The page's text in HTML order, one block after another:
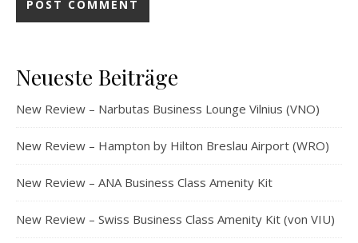
Neueste Beiträge
New Review – Narbutas Business Lounge Vilnius (VNO)
New Review – Hampton by Hilton Breslau Airport (WRO)
New Review – ANA Business Class Amenity Kit
New Review – Swiss Business Class Amenity Kit (von VIU)